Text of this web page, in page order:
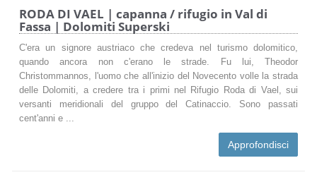
RODA DI VAEL | capanna / rifugio in Val di
Fassa | Dolomiti Superski
C'era un signore austriaco che credeva nel turismo dolomitico,
quando ancora non c'erano le strade. Fu lui, Theodor
Christommannos, l'uomo che all'inizio del Novecento volle la strada
delle Dolomiti, a credere tra i primi nel Rifugio Roda di Vael, sui
versanti meridionali del gruppo del Catinaccio. Sono passati
cent'anni e ...
Approfondisci